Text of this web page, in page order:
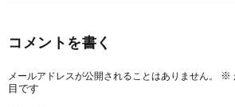
コメントを書く
メールアドレスが公開されることはありません。 ※
目です